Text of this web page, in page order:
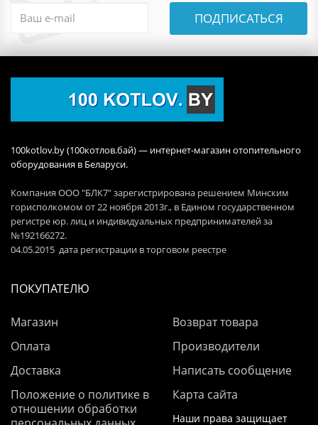
ПОДПИСАТЬСЯ
100kotlov.by (100котлов.бай) — интернет-магазин отопительного
оборудования в Беларуси.
Компания ООО "БЛК7" зарегистрирована решением Минским
горисполкомом от 22 ноября 2013г., в Едином государственном
регистре юр. лиц и индивидуальных предпринимателей за
№192166272.
04.05.2015 дата регистрации в торговом реестре
ПОКУПАТЕЛЮ
Магазин
Оплата
Доставка
Положение о политике в
отношении обработки
Возврат товара
Производители
Написать сообщение
Карта сайта
Наши права защищает